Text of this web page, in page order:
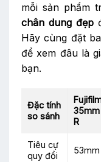
mỗi sản phẩm
chân dung đẹp
Hãy cùng đặt
để xem đâu là
bạn.
Đặc tính
so sánh
35mm
R
Tiêu cự
quy đổi
53mm